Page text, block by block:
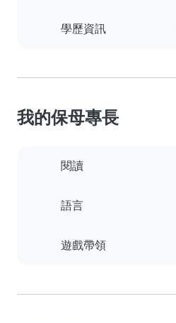
學歷資訊
我的保母專長
閱讀
語言
遊戲帶領